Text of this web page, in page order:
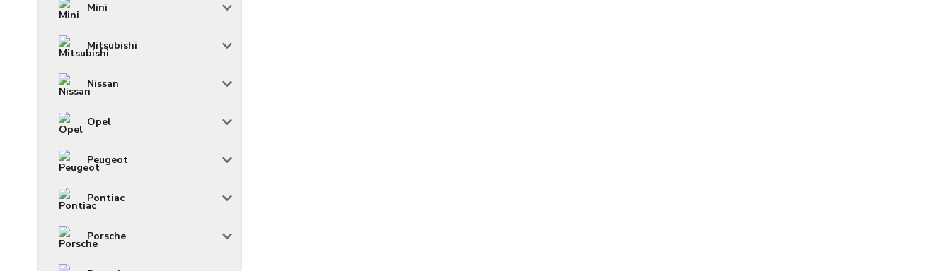
Mini
Mitsubishi
Nissan
Opel
Peugeot
Pontiac
Porsche